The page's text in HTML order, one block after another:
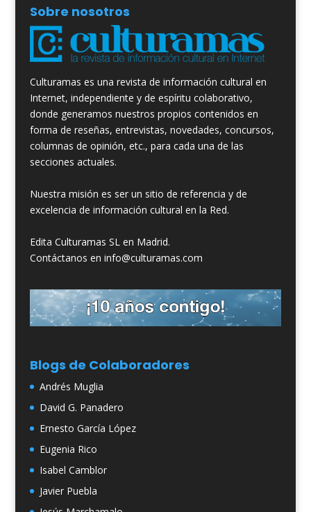
Sobre nosotros
Culturamas es una revista de información cultural en
Internet, independiente y de espíritu colaborativo,
donde generamos nuestros propios contenidos en
forma de reseñas, entrevistas, novedades, concursos,
columnas de opinión, etc., para cada una de las
secciones actuales.
Nuestra misión es ser un sitio de referencia y de
excelencia de información cultural en la Red.
Edita Culturamas SL en Madrid.
Contáctanos en info@culturamas.com
Blogs de Colaboradores
Andrés Muglia
David G. Panadero
Ernesto García López
Eugenia Rico
Isabel Camblor
Javier Puebla